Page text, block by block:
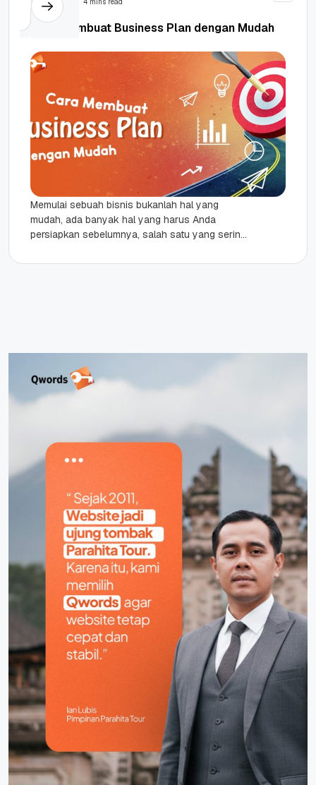
Cara Membuat Business Plan dengan Mudah
Memulai sebuah bisnis bukanlah hal yang
mudah, ada banyak hal yang harus Anda
persiapkan sebelumnya, salah satu yang sering